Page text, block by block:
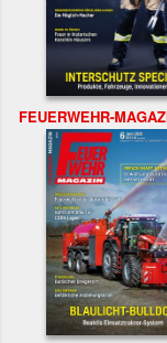
FEUERWEHR-